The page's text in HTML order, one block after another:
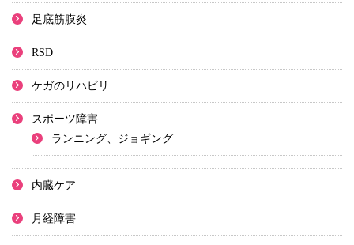
足底筋膜炎
RSD
ケガのリハビリ
スポーツ障害
ランニング、ジョギング
内臓ケア
月経障害